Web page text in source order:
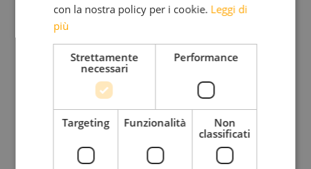
“Lasciatemi lavorare…” – “Lasst mich arbeiten…”
Domani, 3.10.08, XII. tappa:
con la nostra policy per i cookie. Leggi di
più
Strettamente
necessari
Performance
Targeting Funzionalità
Non
classificati